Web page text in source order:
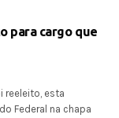
para cargo que
reeleito, esta
Federal na chapa